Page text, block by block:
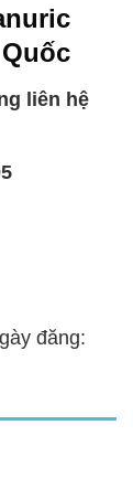
liên hệ
đăng: